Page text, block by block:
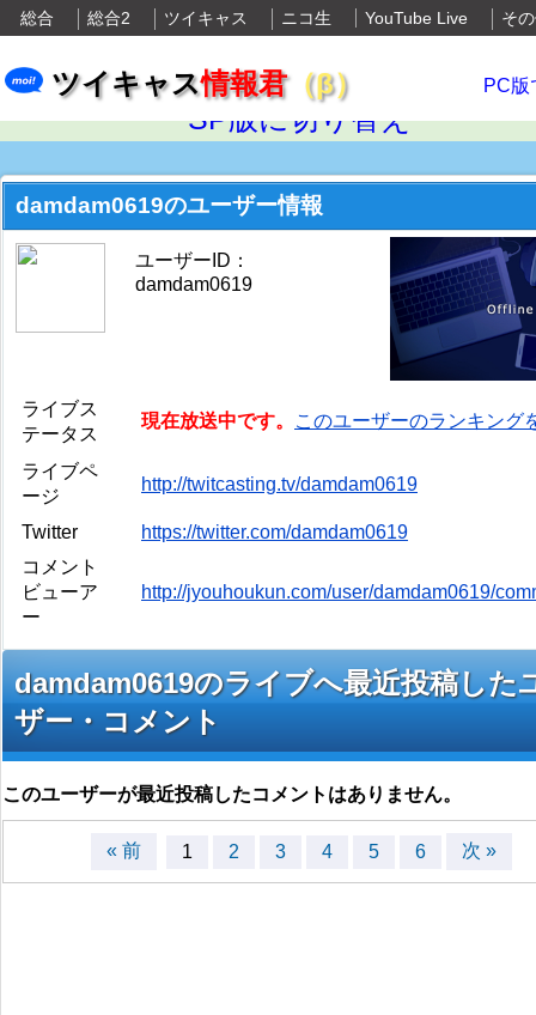
総合 総合2 ツイキャス ニコ生 YouTube Live そ
ツイキャス情報君（β） PC版
SP版に切り替え
damdam0619のユーザー情報
ユーザーID：
damdam0619
ライブス
テータス
現在放送中です。 このユーザーのランキング
ライブペ
ージ
http://twitcasting.tv/damdam0619
Twitter
https://twitter.com/damdam0619
コメント
ビューア
ー
http://jyouhoukun.com/user/damdam0619/
damdam0619のライブへ最近投稿した
ザー・コメント
このユーザーが最近投稿したコメントはありません。
« 前 1 2 3 4 5 6 次 »